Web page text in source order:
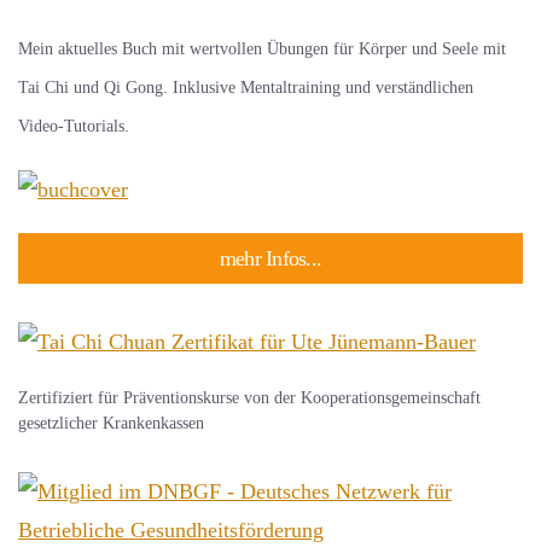
Mein aktuelles Buch mit wertvollen Übungen für Körper und Seele mit
Tai Chi und Qi Gong. Inklusive Mentaltraining und verständlichen
Video-Tutorials.
mehr Infos...
Zertifiziert für Präventionskurse von der Kooperationsgemeinschaft
gesetzlicher Krankenkassen